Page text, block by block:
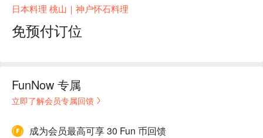
日本料理 桃山｜神户怀石料理
免预付订位
FunNow 专属
立即了解会员专属回馈
成为会员最高可享 30 Fun 币回馈